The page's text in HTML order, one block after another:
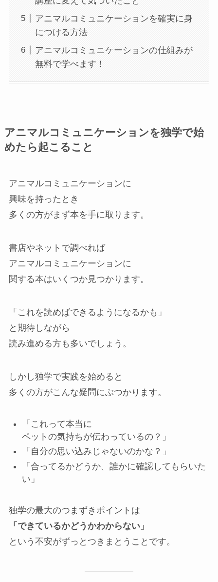
アニマルコミュニケーションを確実に身
につける方法
アニマルコミュニケーションの仕組みが
無料で学べます！
アニマルコミュニケーションを独学で始
めたら起こること
アニマルコミュニケーションに
興味を持ったとき
多くの方がまず本を手に取ります。
書店やネットで調べれば
アニマルコミュニケーションに
関する本はいくつか見つかります。
「これを読めばできるようになるかも」
と期待しながら
読み進める方も多いでしょう。
しかし独学で実践を始めると
多くの方がこんな疑問にぶつかります。
「これって本当に
ペットの気持ちが伝わっているの？」
「自分の思い込みじゃないのかな？」
「合ってるかどうか、誰かに確認してもらいた
い」
独学の最大のつまずきポイントは
「できているかどうかわからない」
という不安がずっとつきまとうことです。